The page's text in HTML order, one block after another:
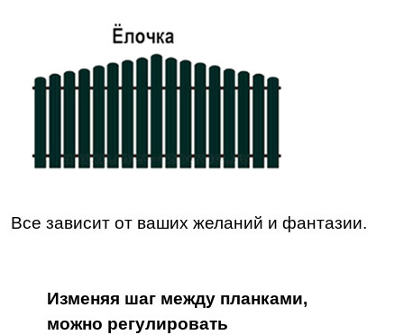
Все зависит от ваших желаний и фантазии.
Изменяя шаг между планками,
можно регулировать